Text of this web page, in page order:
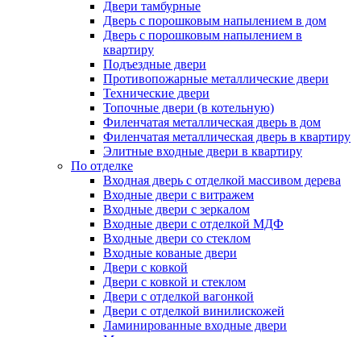
Двери тамбурные
Дверь с порошковым напылением в дом
Дверь с порошковым напылением в
квартиру
Подъездные двери
Противопожарные металлические двери
Технические двери
Топочные двери (в котельную)
Филенчатая металлическая дверь в дом
Филенчатая металлическая дверь в квартиру
Элитные входные двери в квартиру
По отделке
Входная дверь с отделкой массивом дерева
Входные двери с витражем
Входные двери с зеркалом
Входные двери с отделкой МДФ
Входные двери со стеклом
Входные кованые двери
Двери с ковкой
Двери с ковкой и стеклом
Двери с отделкой вагонкой
Двери с отделкой винилискожей
Ламинированные входные двери